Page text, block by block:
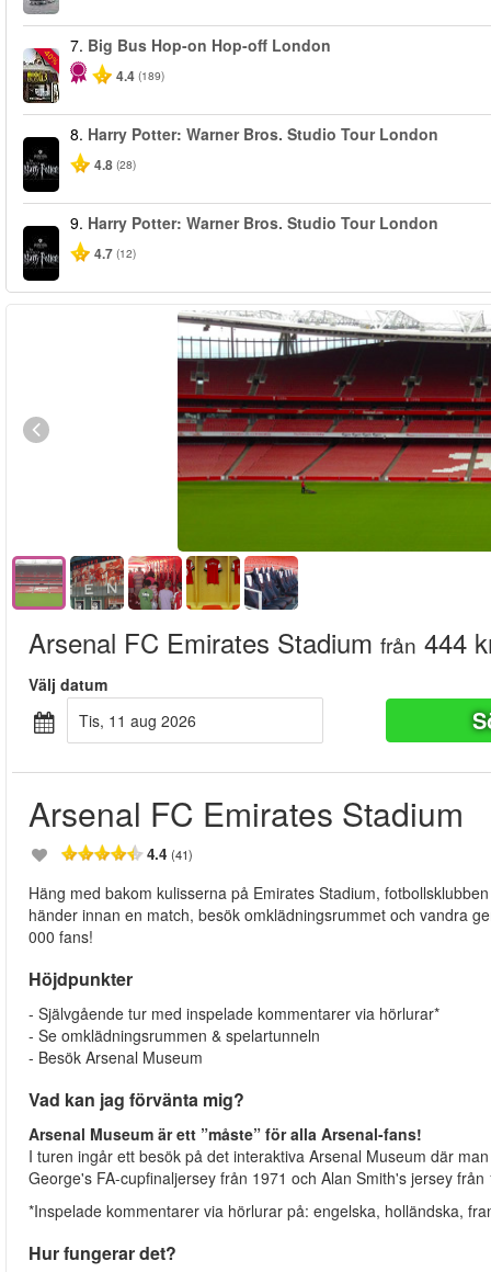
-40%
7. Big Bus Hop-on Hop-off London
4.4 (189)
8. Harry Potter: Warner Bros. Studio Tour London
4.8 (28)
9. Harry Potter: Warner Bros. Studio Tour London
4.7 (12)
Arsenal FC Emirates Stadium från 444
Välj datum
tis, 11 aug 2026
Arsenal FC Emirates Stadium
4.4 (41)
Häng med bakom kulisserna på Emirates Stadium,
händer innan en match, besök omklädningsrummet och vandra
000 fans!
Höjdpunkter
- Självgående tur med inspelade kommentarer via hörlurar*
- Se omklädningsrummen & spelartunneln
- Besök Arsenal Museum
Vad kan jag förvänta mig?
Arsenal Museum är ett ”måste” för alla Arsenal-fans!
I turen ingår ett besök på det interaktiva Arsenal Museum där
George's FA-cupfinaljersey från 1971 och Alan Smith's jersey
*Inspelade kommentarer via hörlurar på: engelska, holländska,
Hur fungerar det?